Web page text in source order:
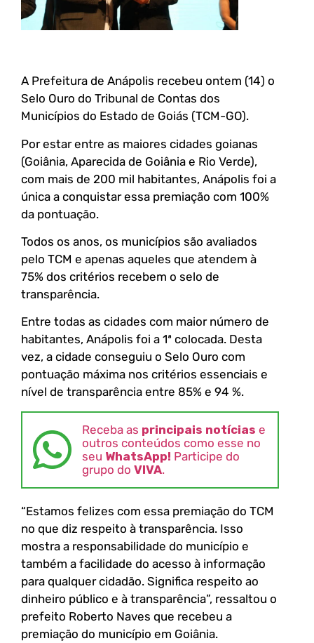
A Prefeitura de Anápolis recebeu ontem (14) o
Selo Ouro do Tribunal de Contas dos
Municípios do Estado de Goiás (TCM-GO).
Por estar entre as maiores cidades goianas
(Goiânia, Aparecida de Goiânia e Rio Verde),
com mais de 200 mil habitantes, Anápolis foi a
única a conquistar essa premiação com 100%
da pontuação.
Todos os anos, os municípios são avaliados
pelo TCM e apenas aqueles que atendem à
75% dos critérios recebem o selo de
transparência.
Entre todas as cidades com maior número de
habitantes, Anápolis foi a 1ª colocada. Desta
vez, a cidade conseguiu o Selo Ouro com
pontuação máxima nos critérios essenciais e
nível de transparência entre 85% e 94 %.
Receba as principais notícias e
outros conteúdos como esse no
seu WhatsApp! Participe do
grupo do VIVA.
“Estamos felizes com essa premiação do TCM
no que diz respeito à transparência. Isso
mostra a responsabilidade do município e
também a facilidade do acesso à informação
para qualquer cidadão. Significa respeito ao
dinheiro público e à transparência”, ressaltou o
prefeito Roberto Naves que recebeu a
premiação do município em Goiânia.